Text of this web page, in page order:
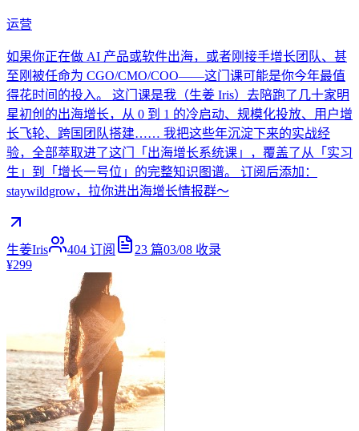
运营
如果你正在做 AI 产品或软件出海，或者刚接手增长团队、甚
至刚被任命为 CGO/CMO/COO——这门课可能是你今年最值
得花时间的投入。 这门课是我（生姜 Iris）去陪跑了几十家明
星初创的出海增长，从 0 到 1 的冷启动、规模化投放、用户增
长飞轮、跨国团队搭建…… 我把这些年沉淀下来的实战经
验，全部萃取进了这门「出海增长系统课」，覆盖了从「实习
生」到「增长一号位」的完整知识图谱。 订阅后添加：
staywildgrow，拉你进出海增长情报群～
生姜Iris 404 订阅 23 篇03/08 收录
¥299